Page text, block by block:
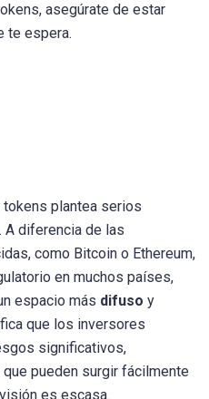
asegúrate de estar
te espera.
plantea serios
diferencia de las
como Bitcoin o Ethereum,
en muchos países,
espacio más difuso y
que los inversores
significativos,
pueden surgir fácilmente
es escasa.